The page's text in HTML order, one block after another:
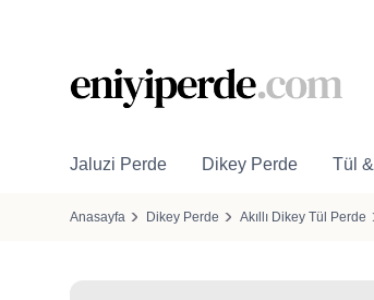
Jaluzi Perde Dikey Perde Tül
Anasayfa Dikey Perde Akıllı Dikey Tül Perde